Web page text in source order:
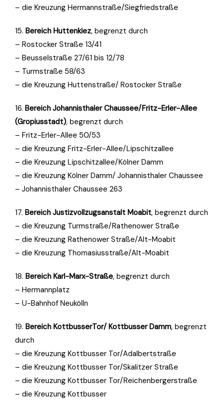
– die Kreuzung Hermannstraße/Siegfriedstraße
15. Bereich Huttenkiez, begrenzt durch
– Rostocker Straße 13/41
– Beusselstraße 27/61 bis 12/78
– Turmstraße 58/63
– die Kreuzung Huttenstraße/ Rostocker Straße
16. Bereich Johannisthaler Chaussee/Fritz-Erler-Allee
(Gropiusstadt), begrenzt durch
– Fritz-Erler-Allee 50/53
– die Kreuzung Fritz-Erler-Allee/Lipschitzallee
– die Kreuzung Lipschitzallee/Kölner Damm
– die Kreuzung Kölner Damm/ Johannisthaler Chaussee
– Johannisthaler Chaussee 263
17. Bereich Justizvollzugsanstalt Moabit, begrenzt durch
– die Kreuzung Turmstraße/Rathenower Straße
– die Kreuzung Rathenower Straße/Alt-Moabit
– die Kreuzung Thomasiusstraße/Alt-Moabit
18. Bereich Karl-Marx-Straße, begrenzt durch
– Hermannplatz
– U-Bahnhof Neukölln
19. Bereich KottbusserTor/ Kottbusser Damm, begrenzt
durch
– die Kreuzung Kottbusser Tor/Adalbertstraße
– die Kreuzung Kottbusser Tor/Skalitzer Straße
– die Kreuzung Kottbusser Tor/Reichenbergerstraße
– die Kreuzung Kottbusser